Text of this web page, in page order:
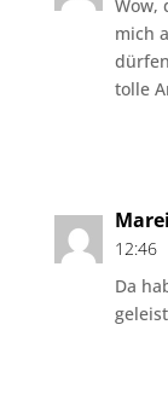
Wow,
mich
tolle
12:46
Da